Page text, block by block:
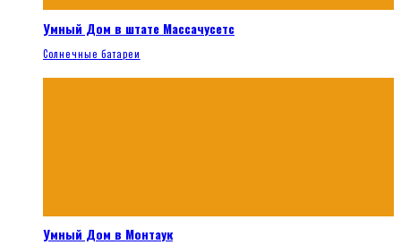
Умный Дом в штате Массачусетс
Солнечные батареи
Умный Дом в Монтаук